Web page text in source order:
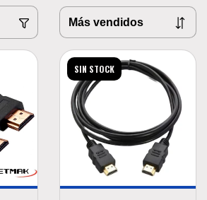
SIN STOCK